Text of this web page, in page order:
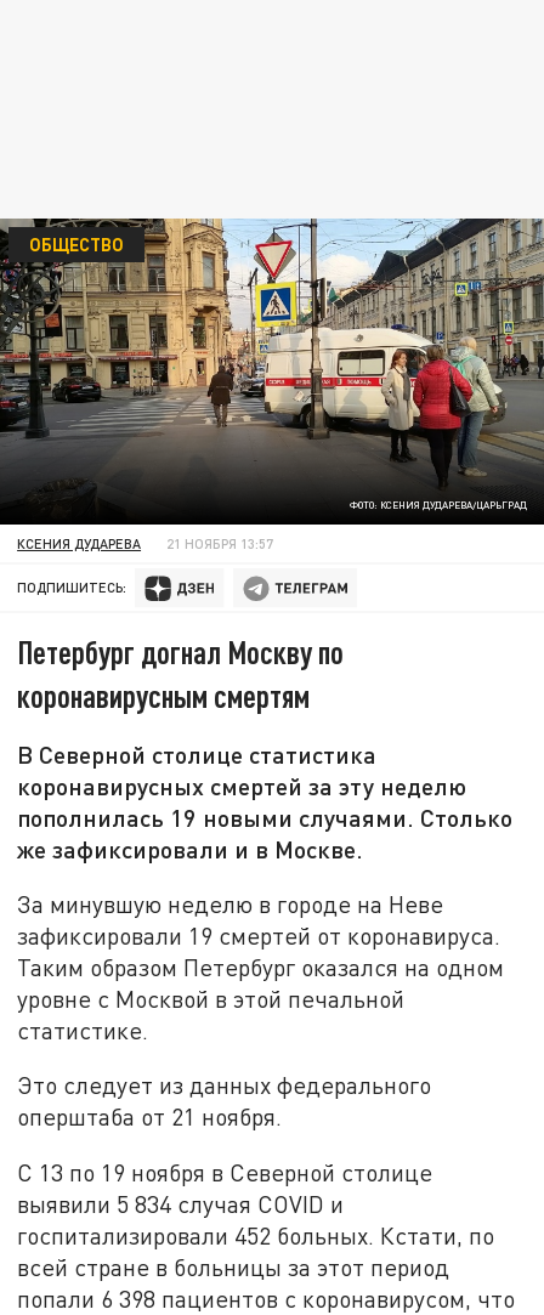
ФОТО: КСЕНИЯ ДУДАРЕВА/ЦАРЬГРАД
ОБЩЕСТВО
КСЕНИЯ ДУДАРЕВА 21 НОЯБРЯ 13:57
ПОДПИШИТЕСЬ:
Петербург догнал Москву по
коронавирусным смертям
В Северной столице статистика
коронавирусных смертей за эту неделю
пополнилась 19 новыми случаями. Столько
же зафиксировали и в Москве.
За минувшую неделю в городе на Неве
зафиксировали 19 смертей от коронавируса.
Таким образом Петербург оказался на одном
уровне с Москвой в этой печальной
статистике.
Это следует из данных федерального
оперштаба от 21 ноября.
С 13 по 19 ноября в Северной столице
выявили 5 834 случая COVID и
госпитализировали 452 больных. Кстати, по
всей стране в больницы за этот период
попали 6 398 пациентов с коронавирусом, что